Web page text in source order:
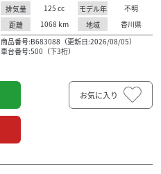
排気量 125 cc モデル年
不明
距離
1068 km 地域
香川県
商品番号:B683088（更新日:2026/08/05）
車台番号:500（下3桁）
お気に入り